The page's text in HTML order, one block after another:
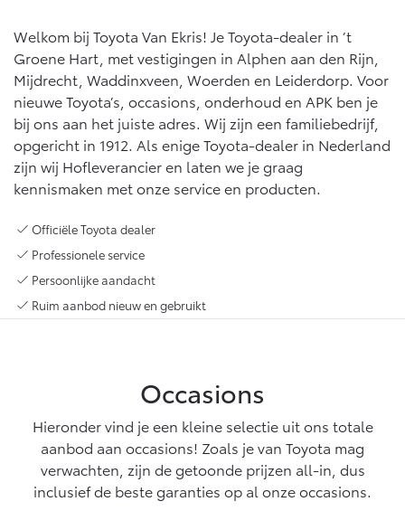
bZ4X
BATTERIJ-ELEKTRISCH
Vanaf € 39.995,-
bZ4X Touring
BATTERIJ-ELEKTRISCH
Vanaf € 48.995,-
Mirai
WATERSTOF-ELEKTRISCH
Vanaf € 27.945,-
Proace (excl. BTW)
OOK ALS BATTERIJ-
ELEKTRISCH
Proace Verso
BATTERIJ-ELEKTRISCH
Navigatie updates
Welkom bij Toyota Van Ekris! Je Toyota-dealer in ’t
Groene Hart, met vestigingen in Alphen aan den Rijn,
Mijdrecht, Waddinxveen, Woerden en Leiderdorp. Voor
nieuwe Toyota’s, occasions, onderhoud en APK ben je
bij ons aan het juiste adres. Wij zijn een familiebedrijf,
opgericht in 1912. Als enige Toyota-dealer in Nederland
zijn wij Hofleverancier en laten we je graag
kennismaken met onze service en producten.
Officiële Toyota dealer
Professionele service
Persoonlijke aandacht
Ruim aanbod nieuw en gebruikt
Occasions
Hieronder vind je een kleine selectie uit ons totale
aanbod aan occasions! Zoals je van Toyota mag
verwachten, zijn de getoonde prijzen all-in, dus
inclusief de beste garanties op al onze occasions.